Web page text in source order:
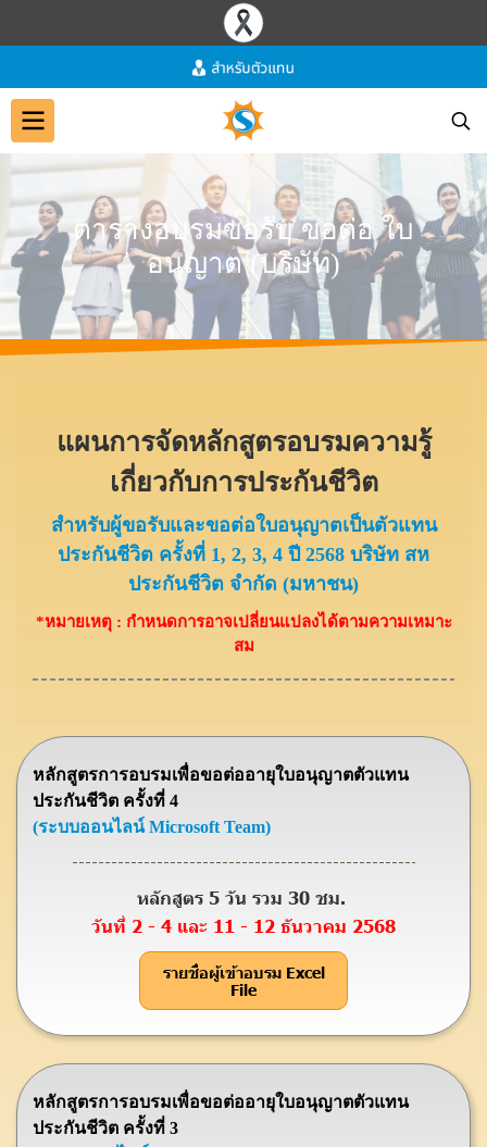
ตารางอบรมขอรับขอต่อใบ
อนุญาต(บริษัท)
แผนการจัดหลักสูตรอบรมความรู้
เกี่ยวกับการประกันชีวิต
สำหรับผู้ขอรับและขอต่อใบอนุญาตเป็นตัวแทน
ประกันชีวิต ครั้งที่ 1, 2, 3, 4 ปี 2568 บริษัท สห
ประกันชีวิต จำกัด (มหาชน)
*หมายเหตุ : กำหนดการอาจเปลี่ยนแปลงได้ตามความเหมาะ
สม
หลักสูตรการอบรมเพื่อขอต่ออายุใบอนุญาตตัวแทน
ประกันชีวิต ครั้งที่ 4
(ระบบออนไลน์ Microsoft Team)
หลักสูตร 5 วัน รวม 30 ชม.
วันที่ 2 - 4 และ 11 - 12 ธันวาคม 2568
รายชื่อผู้เข้าอบรม Excel
File
หลักสูตรการอบรมเพื่อขอต่ออายุใบอนุญาตตัวแทน
ประกันชีวิต ครั้งที่ 3